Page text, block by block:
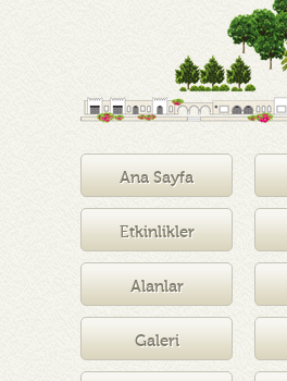
Ana Sayfa
Etkinlikler
Alanlar
Galeri